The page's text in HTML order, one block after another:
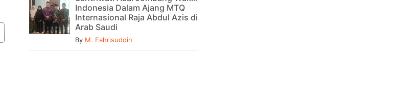
Indonesia Dalam Ajang MTQ
Internasional Raja Abdul Azis di
Arab Saudi
By M. Fahrisuddin